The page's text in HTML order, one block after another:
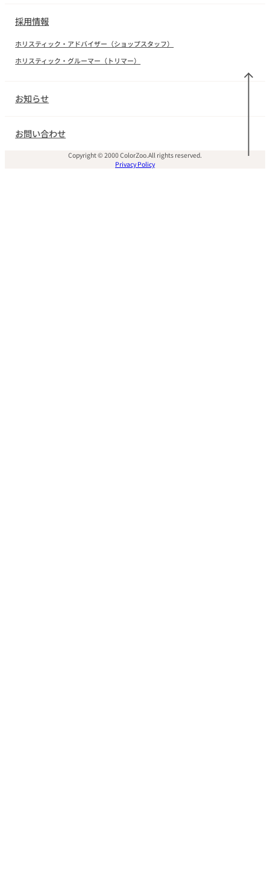
採用情報
ホリスティック・アドバイザー（ショップスタッフ）
ホリスティック・グルーマー（トリマー）
お知らせ
お問い合わせ
Copyright © 2000 ColorZoo.All rights reserved.
Privacy Policy